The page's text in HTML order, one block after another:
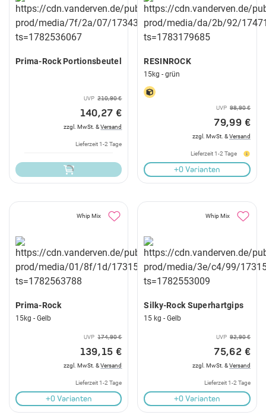
Prima-Rock Portionsbeutel
UVP 210,90 €
140,27 €
zzgl. MwSt. &Versand
Lieferzeit 1-2 Tage
RESINROCK
15kg - grün
UVP 98,90 €
79,99 €
zzgl. MwSt. &Versand
Lieferzeit 1-2 Tage
+0 Varianten
Whip Mix
Prima-Rock
15kg - Gelb
UVP 174,90 €
139,15 €
zzgl. MwSt. &Versand
Lieferzeit 1-2 Tage
+0 Varianten
Whip Mix
Silky-Rock Superhartgips
15 kg - Gelb
UVP 92,90 €
75,62 €
zzgl. MwSt. &Versand
Lieferzeit 1-2 Tage
+0 Varianten